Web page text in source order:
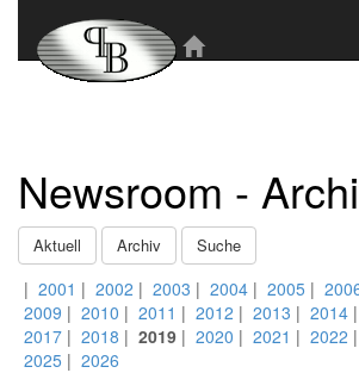
Newsroom -
Aktuell Archiv Suche
| 2001 | 2002 | 2003 | 2004 | 2005 |
2009 | 2010 | 2011 | 2012 | 2013 | 2014 |
2017 | 2018 | 2019 | 2020 | 2021 | 2022 |
2025 | 2026